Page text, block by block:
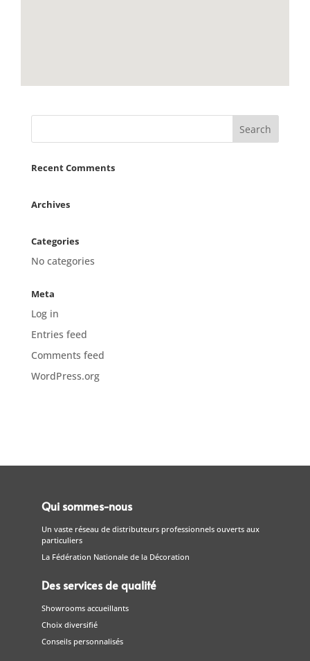
Recent Comments
Archives
Categories
No categories
Meta
Log in
Entries feed
Comments feed
WordPress.org
Qui sommes-nous
Un vaste réseau de distributeurs professionnels ouverts aux
particuliers
La Fédération Nationale de la Décoration
Des services de qualité
Showrooms accueillants
Choix diversifié
Conseils personnalisés